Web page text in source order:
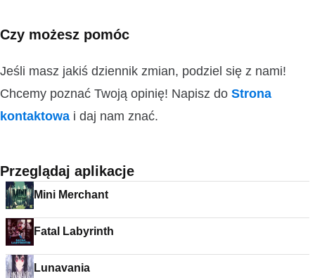
Czy możesz pomóc
Jeśli masz jakiś dziennik zmian, podziel się z nami!
Chcemy poznać Twoją opinię! Napisz do Strona
kontaktowa i daj nam znać.
Przeglądaj aplikacje
Mini Merchant
Fatal Labyrinth
Lunavania